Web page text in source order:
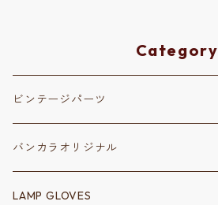
Category
ビンテージパーツ
保安部品
リフレクター
変速装置
バンカラオリジナル
ステッカー
LAMP GLOVES